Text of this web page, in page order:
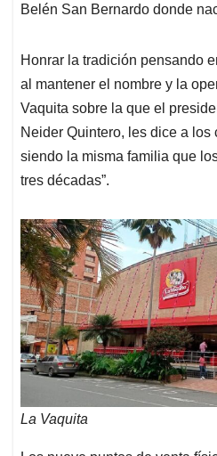
Belén San Bernardo donde
Honrar la tradición pensando
al mantener el nombre y la
Vaquita sobre la que el
Neider Quintero, les dice a los
siendo la misma familia que
tres décadas”.
La Vaquita